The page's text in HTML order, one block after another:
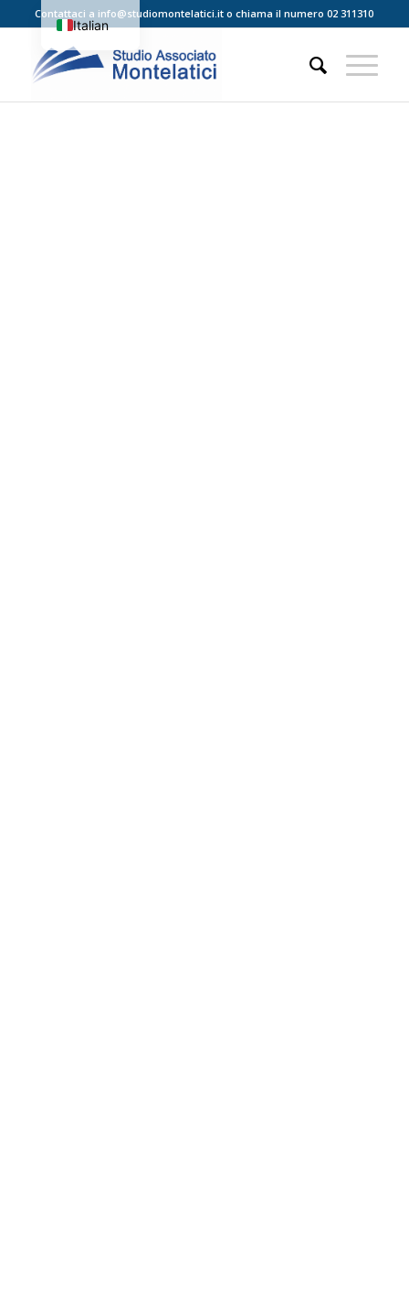
Contattaci a info@studiomontelatici.it o chiama il numero02 311310
Italian
English